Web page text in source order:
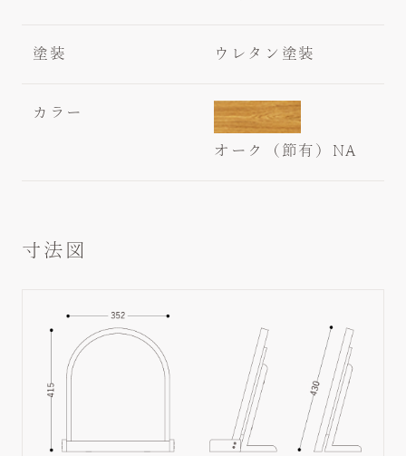
塗装 ウレタン塗装
カラー
オーク（節有）NA
寸法図